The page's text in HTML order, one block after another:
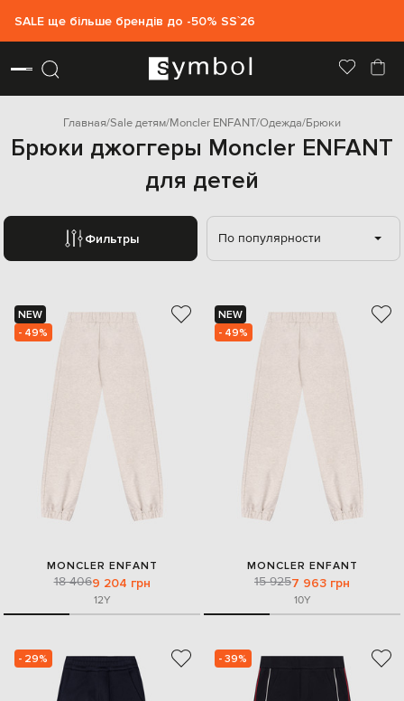
SALE ще більше брендів до -50% SS`26
Главная Sale детям Moncler ENFANT Одежда Брюки
Брюки джоггеры Moncler ENFANT
для детей
Фильтры По популярности
NEW
- 49%
MONCLER ENFANT
18 4069 204 грн
12Y
NEW
- 49%
MONCLER ENFANT
15 9257 963 грн
10Y
- 29% - 39%